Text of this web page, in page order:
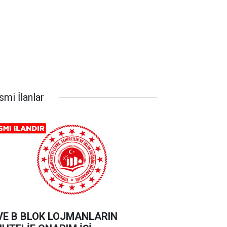
İlanlar
B BLOK LOJMANLARIN